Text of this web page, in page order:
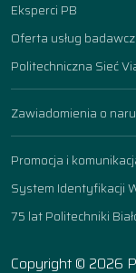
Eksperci PB
Oferta usług
Politechniczna Sieć
Zawiadomienia o
Promocja i
System Identyfikacji
75 lat Politechniki
Copyright © 2026